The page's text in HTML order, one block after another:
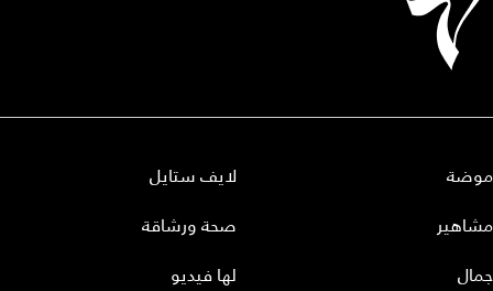
موضة
مشاهير
جمال
لايف ستايل
صحة ورشاقة
لها فيديو